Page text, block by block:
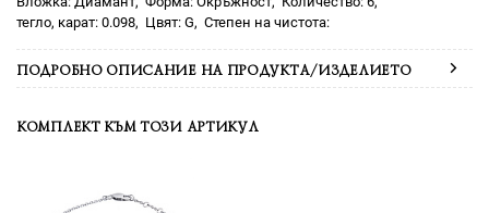
0.098
G
ПОДРОБНО ОПИСАНИЕ НА ПРОДУКТА/ИЗДЕЛИЕТО
КОМПЛЕКТ КЪМ ТОЗИ АРТИКУЛ